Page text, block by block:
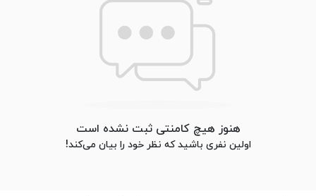
هنوز هیچ کامنتی ثبت نشده است
اولین نفری باشید که نظر خود را بیان می‌کند!